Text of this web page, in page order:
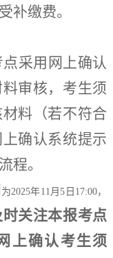
补缴费。
点采用网上确认
审核，考生须
料（若不符合
上确认 系统提示
程。
为2025年11月5日17:00，
关注本报考点
上确认考生须